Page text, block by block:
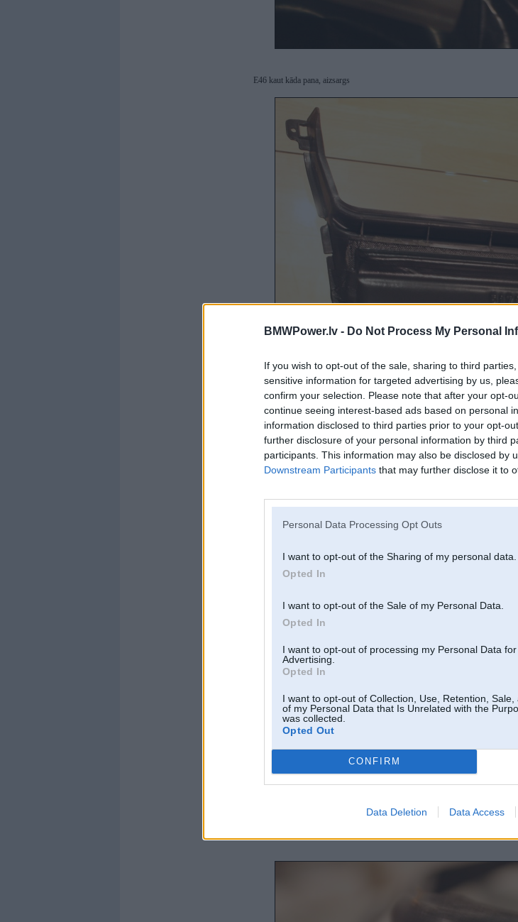
BMWPower.lv - Do Not Process My Personal
If you wish to opt-out of the sale, sharing to third
sensitive information for targeted advertising by us,
confirm your selection. Please note that after your opt-
continue seeing interest-based ads based on personal
information disclosed to third parties prior to your opt-
further disclosure of your personal information by third
participants. This information may also be disclosed by
Downstream Participants that may further disclose it to
Personal Data Processing Opt Outs
I want to opt-out of the Sharing of my personal data.
Opted In
I want to opt-out of the Sale of my Personal Data.
Opted In
I want to opt-out of processing my Personal Data for
Advertising.
Opted In
I want to opt-out of Collection, Use, Retention, Sale,
of my Personal Data that Is Unrelated with the
was collected.
Opted Out
CONFIRM
Data Deletion Data Access
E46 kaut kāda pana, aizsargs